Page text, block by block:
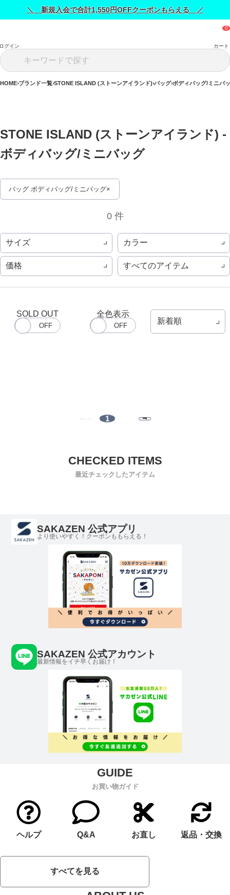
＼ 新規入会で合計1,550円OFFクーポンもらえる ／
グイン カート
HOME ブランド一覧 STONE ISLAND (ストーンアイランド) バッグ ボディバッグ/ミニバ
STONE ISLAND (ストーンアイランド) -
ボディバッグ/ミニバッグ
バッグ ボディバッグ/ミニバッグ
0 件
サイズ カラー
価格 すべてのアイテム
SOLD OUT 全色表示
1
最近チェックしたアイテム
SAKAZEN 公式アプリ
より使いやすく！クーポンももらえる！
SAKAZEN 公式アカウント
最新情報をイチ早くお届け！
お買い物ガイド
ヘルプ Q&A お直し 返品・交換
すべてを見る